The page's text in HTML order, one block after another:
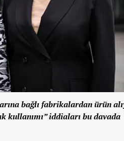
bağlı fabrikalardan ürün
kullanımı” iddiaları bu davada